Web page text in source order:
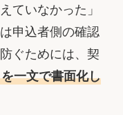
ていなかった」
申込者側の確認
ぐためには、契
一文で書面化し